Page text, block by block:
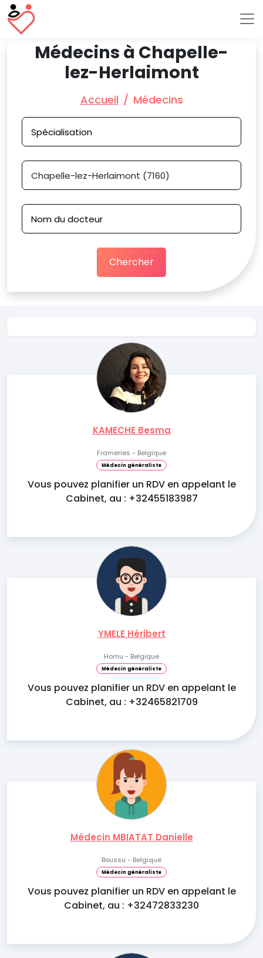
Médecins à Chapelle-
lez-Herlaimont
Accueil Médecins
Chercher
KAMECHE Besma
Frameries - Belgique
Médecin généraliste
Vous pouvez planifier un RDV en appelant le
Cabinet, au : +32455183987
YMELE Héribert
Hornu - Belgique
Médecin généraliste
Vous pouvez planifier un RDV en appelant le
Cabinet, au : +32465821709
Médecin MBIATAT Danielle
Boussu - Belgique
Médecin généraliste
Vous pouvez planifier un RDV en appelant le
Cabinet, au : +32472833230